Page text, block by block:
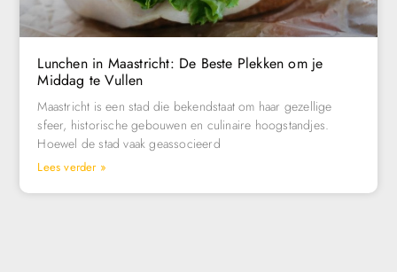
Lunchen in Maastricht: De Beste Plekken om je
Middag te Vullen
Maastricht is een stad die bekendstaat om haar gezellige
sfeer, historische gebouwen en culinaire hoogstandjes.
Hoewel de stad vaak geassocieerd
Lees verder »